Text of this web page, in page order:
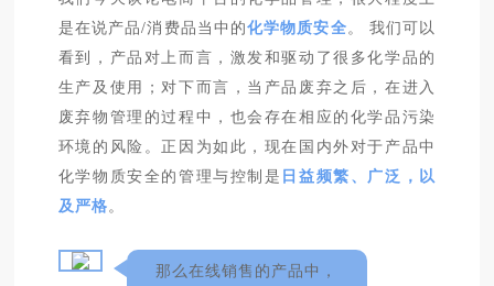
是在说产品/消费品当中的化学物质安全。 我们可以
看到，产品对上而言，激发和驱动了很多化学品的
生产及使用；对下而言，当产品废弃之后，在进入
废弃物管理的过程中，也会存在相应的化学品污染
环境的风险。正因为如此，现在国内外对于产品中
化学物质安全的管理与控制是 日益频繁、广泛，以
及严格。
那么在线销售的产品中，